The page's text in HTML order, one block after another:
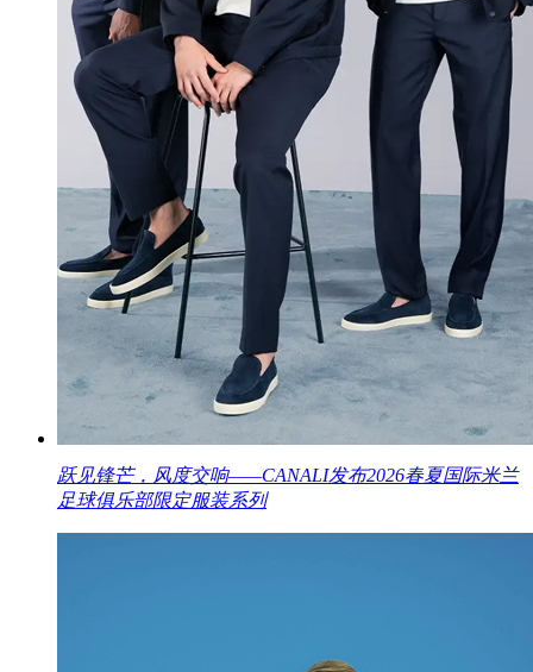
跃见锋芒，风度交响——CANALI发布2026春夏国际米兰
足球俱乐部限定服装系列